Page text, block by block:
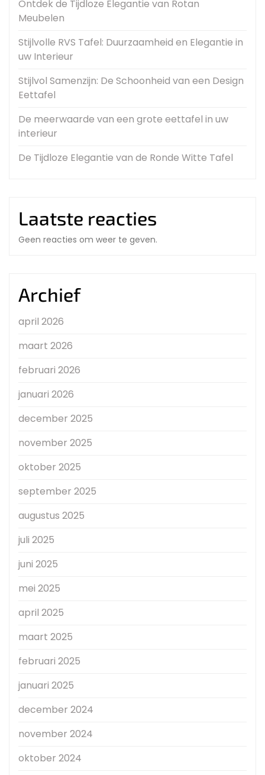
Ontdek de Tijdloze Elegantie van Rotan
Meubelen
Stijlvolle RVS Tafel: Duurzaamheid en Elegantie in
uw Interieur
Stijlvol Samenzijn: De Schoonheid van een Design
Eettafel
De meerwaarde van een grote eettafel in uw
interieur
De Tijdloze Elegantie van de Ronde Witte Tafel
Laatste reacties
Geen reacties om weer te geven.
Archief
april 2026
maart 2026
februari 2026
januari 2026
december 2025
november 2025
oktober 2025
september 2025
augustus 2025
juli 2025
juni 2025
mei 2025
april 2025
maart 2025
februari 2025
januari 2025
december 2024
november 2024
oktober 2024